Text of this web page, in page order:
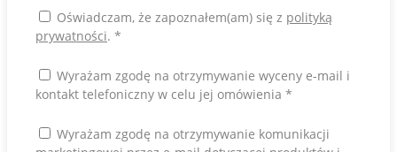
Oświadczam, że zapoznałem(am) się z polityką
prywatności. *
Wyrażam zgodę na otrzymywanie wyceny e-mail i
kontakt telefoniczny w celu jej omówienia *
Wyrażam zgodę na otrzymywanie komunikacji